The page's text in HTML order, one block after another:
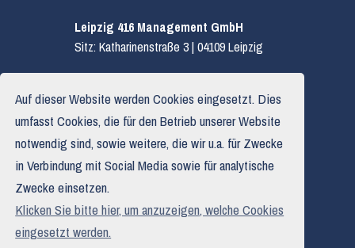
Leipzig 416 Management GmbH
Sitz: Katharinenstraße 3 | 04109 Leipzig
T.
0341 319 590 03
Haftungsausschluss
Auf dieser Website werden Cookies eingesetzt. Dies
umfasst Cookies, die für den Betrieb unserer Website
notwendig sind, sowie weitere, die wir u.a. für Zwecke
in Verbindung mit Social Media sowie für analytische
Zwecke einsetzen.
Klicken Sie bitte hier, um anzuzeigen, welche Cookies
eingesetzt werden.